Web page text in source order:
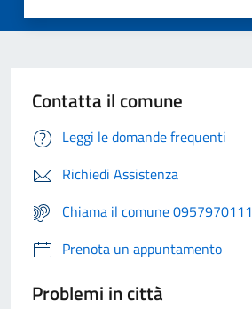
Contatta il comune
Leggi le domande frequenti
Richiedi Assistenza
Chiama il comune 0957970111
Prenota un appuntamento
Problemi in città